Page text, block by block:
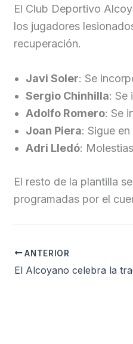
El Club Deportivo
los jugadores
recuperación.
Javi Soler: Se
Sergio Chinhilla: Se
Adolfo Romero: Se
Joan Piera: Sigue
Adri Lledó:
El resto de la plantilla
programadas por el
ANTERIOR